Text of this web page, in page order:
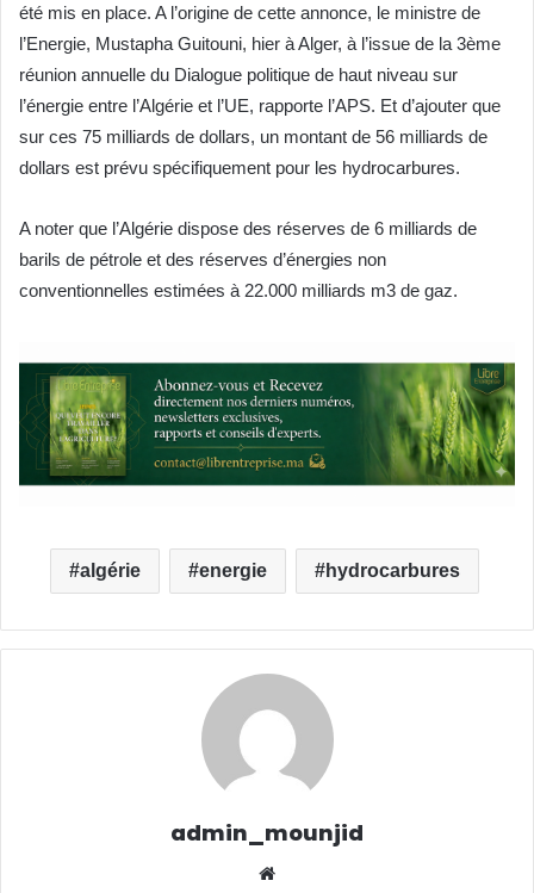
été mis en place. A l’origine de cette annonce, le ministre de
l’Energie, Mustapha Guitouni, hier à Alger, à l’issue de la 3ème
réunion annuelle du Dialogue politique de haut niveau sur
l’énergie entre l’Algérie et l’UE, rapporte l’APS. Et d’ajouter que
sur ces 75 milliards de dollars, un montant de 56 milliards de
dollars est prévu spécifiquement pour les hydrocarbures.
A noter que l’Algérie dispose des réserves de 6 milliards de
barils de pétrole et des réserves d’énergies non
conventionnelles estimées à 22.000 milliards m3 de gaz.
algérie energie hydrocarbures
admin_mounjid